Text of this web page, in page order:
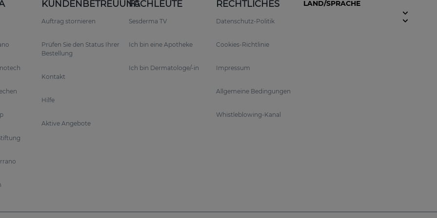
Ergebnisse.
den Tag hinweg.
Verbesserungen.
Wirkstoffe tief in die Haut ein und werden langsam freigesetzt. Das sorgt für eine optimale Wirksamkeit
und stärkt die natürliche Hautbarriere.
KUNDENBETREUUNG
Auftrag stornieren
Prüfen Sie den Status Ihrer
Bestellung
Kontakt
Hilfe
Aktive Angebote
FACHLEUTE
Sesderma TV
Ich bin eine Apotheke
Ich bin Dermatologe/-in
RECHTLICHES
Datenschutz-Politik
Cookies-Richtlinie
Impressum
Allgemeine Bedingungen
Whistleblowing-Kanal
LAND/SPRACHE